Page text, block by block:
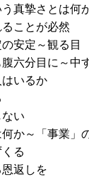
う真摯さとは何
ことが必然
安定～観る目
六分目に～中
いるか
い
か～「事業」
る
返しを